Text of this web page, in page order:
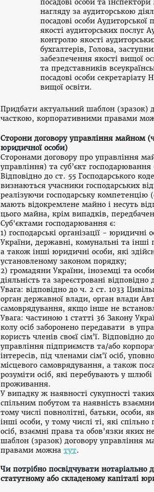
нагляду за аудиторською
посадові особи
якості аудиторських послуг
контролю якості
бухгалтерів, Голова,
забезпечення якості вищої
та представників
посадові особи секретаріату
вищої освіти.
Придбати актуальний шаблон (зразок)
часткою, корпоративними правами
Сторони договору управління майном
юридичної особи)
Сторонами договору про управління
управління) та суб’єкт
Відповідно до ст. 55 Господарського
визнаються учасники господарських
реалізуючи господарську компетенцію
мають відокремлене майно і несуть
цього майна, крім випадків,
Суб'єктами господарювання є:
1) господарські організації - юридичні
України, державні, комунальні та інші
а також інші юридичні особи, які
установленому законом порядку;
2) громадяни України, іноземці та
діяльність та зареєстровані
Увага: відповідно до ч. 2 ст. 1033
орган державної влади, орган влади
самоврядування, якщо інше не
Увага: частиною 1 статті 36 Закону
колу осіб заборонено передавати в
користь членів своєї сім’ї.
управління підприємств та/або
інтересів, під членами сім'ї осіб,
місцевого самоврядування, а також
розуміти осіб, які перебувають у
проживання.
У випадку ж наявності сукупності
спільним побутом та наявність
тому числі повнолітні, батьки, особи,
інші особи, у тому числі ті, які
осіб, взаємні права та обов'язки яких
шаблон (зразок) договору управління
правами можна тут.
Чи потрібно посвідчувати
статутному або складеному капіталі